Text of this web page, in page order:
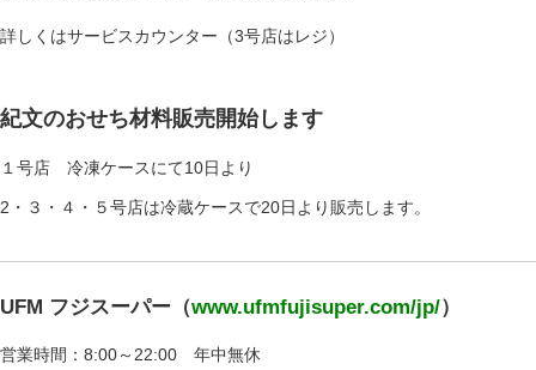
詳しくはサービスカウンター（3号店はレジ）
紀文のおせち材料販売開始します
１号店 冷凍ケースにて10日より
2・３・４・５号店は冷蔵ケースで20日より販売します。
UFM フジスーパー（www.ufmfujisuper.com/jp/）
営業時間：8:00～22:00 年中無休